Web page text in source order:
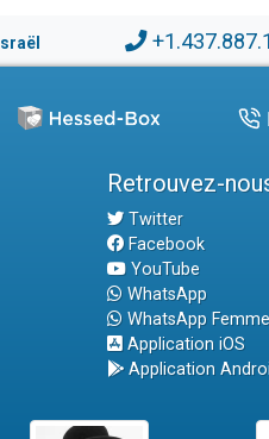
Israël
Retrouvez-
Twitter
Facebook
YouTube
WhatsApp
WhatsApp
Application iOS
Application